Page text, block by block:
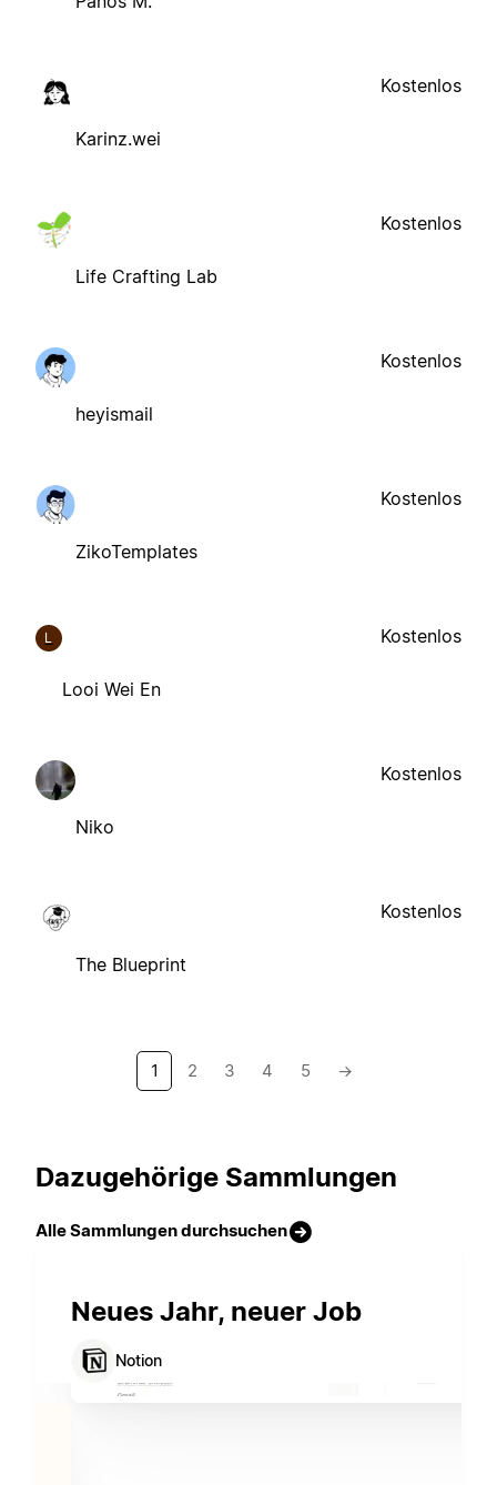
Karinz.wei
Kostenlos
Life Crafting Lab
Kostenlos
heyismail
Kostenlos
ZikoTemplates
Kostenlos
L
Looi Wei En
Kostenlos
Niko
Kostenlos
The Blueprint
Kostenlos
1 2 3 4 5 →
Dazugehörige Sammlungen
Alle Sammlungen durchsuchen
Neues Jahr, neuer Job
Notion